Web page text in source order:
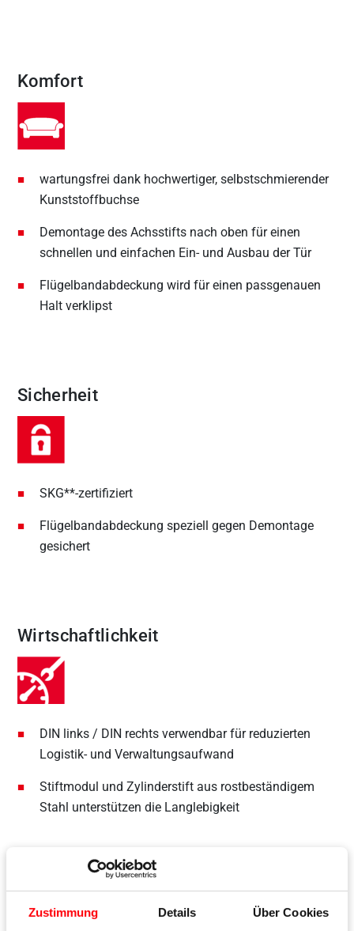
Zustimmung Details Über Cookies
Komfort
wartungsfrei dank hochwertiger, selbstschmierender
Kunststoffbuchse
Demontage des Achsstifts nach oben für einen
schnellen und einfachen Ein- und Ausbau der Tür
Flügelbandabdeckung wird für einen passgenauen
Halt verklipst
Sicherheit
SKG**-zertifiziert
Flügelbandabdeckung speziell gegen Demontage
gesichert
Wirtschaftlichkeit
DIN links / DIN rechts verwendbar für reduzierten
Logistik- und Verwaltungsaufwand
Stiftmodul und Zylinderstift aus rostbeständigem
Stahl unterstützen die Langlebigkeit
Justierung